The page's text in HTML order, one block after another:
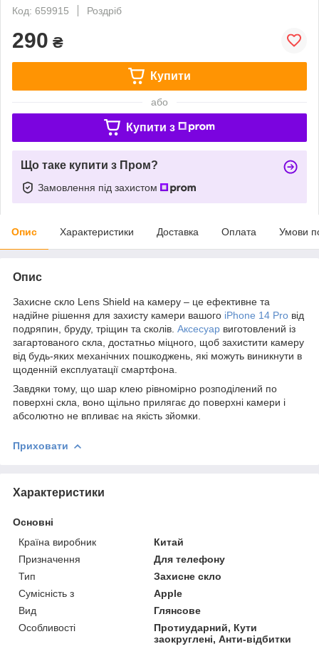
Код: 659915
Роздріб
290 ₴
Купити
або
Купити з
Що таке купити з Пром?
Замовлення під захистом
Опис Характеристики Доставка Оплата Умови
Опис
Захисне скло Lens Shield на камеру – це ефективне та
надійне рішення для захисту камери вашого iPhone 14 Pro від
подряпин, бруду, тріщин та сколів. Аксесуар виготовлений із
загартованого скла, достатньо міцного, щоб захистити камеру
від будь-яких механічних пошкоджень, які можуть виникнути в
щоденній експлуатації смартфона.
Завдяки тому, що шар клею рівномірно розподілений по
поверхні скла, воно щільно прилягає до поверхні камери і
абсолютно не впливає на якість зйомки.
Приховати
Характеристики
Основні
Країна виробник
Китай
Призначення
Для телефону
Тип
Захисне скло
Сумісність з
Apple
Вид
Глянсове
Особливості
Протиударний, Кути
заокруглені, Анти-відбитки